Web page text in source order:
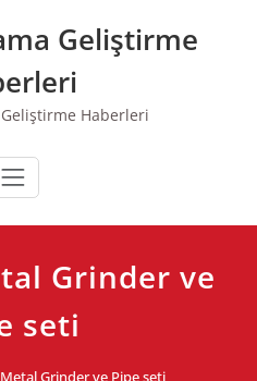
Geliştirme
Haberleri
Grinder ve
seti
Grinder ve Pipe seti